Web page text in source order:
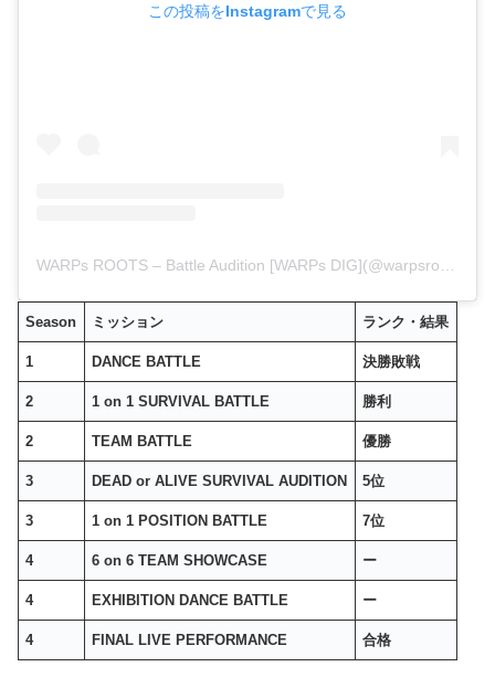
この投稿をInstagramで見る
Season ミッション ランク・結果
1 DANCE BATTLE 決勝敗戦
2 1 on 1SURVIVAL BATTLE 勝利
2 TEAM BATTLE 優勝
3 DEAD or ALIVE SURVIVAL AUDITION 5位
3 1 on 1 POSITION BATTLE 7位
4 6 on 6 TEAM SHOWCASE ー
4 EXHIBITION DANCE BATTLE ー
4 FINAL LIVE PERFORMANCE 合格